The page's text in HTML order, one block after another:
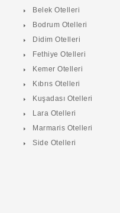
Belek Otelleri
Bodrum Otelleri
Didim Otelleri
Fethiye Otelleri
Kemer Otelleri
Kıbrıs Otelleri
Kuşadası Otelleri
Lara Otelleri
Marmaris Otelleri
Side Otelleri